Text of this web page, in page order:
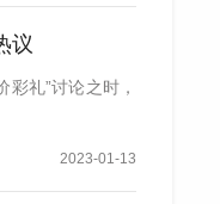
议
礼”讨论之时，
2023-01-13